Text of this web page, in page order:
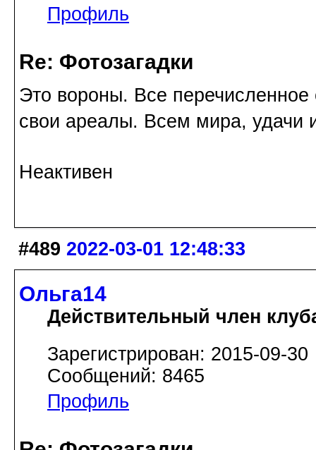
Профиль
Re: Фотозагадки
Это вороны. Все перечисленное
свои ареалы. Всем мира, удачи
Неактивен
#489 2022-03-01 12:48:33
Ольга14
Действительный член
Зарегистрирован: 2015-09-30
Сообщений: 8465
Профиль